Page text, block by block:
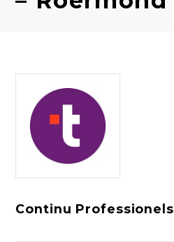
Continu Professionels